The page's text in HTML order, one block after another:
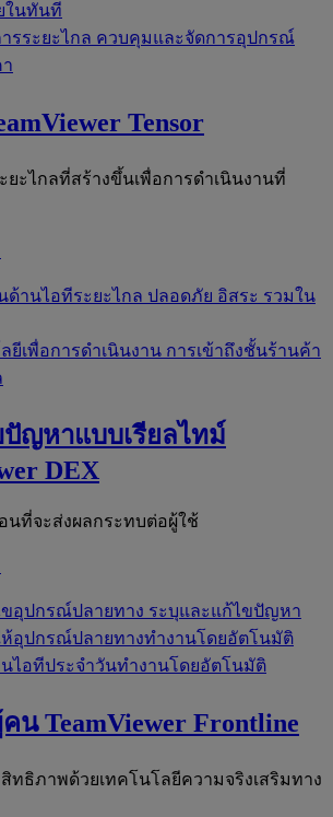
ในทันที
รระยะไกล ควบคุมและจัดการอุปกรณ์
Tensor
ยะไกลที่สร้างขึ้นเพื่อการดำเนินงานที่
ด้านไอทีระยะไกล ปลอดภัย อิสระ รวมใน
ยีเพื่อการดำเนินงาน การเข้าถึงชั้นร้านค้า
ญหาแบบเรียลไทม์
DEX
ที่จะส่งผลกระทบต่อผู้ใช้
ขอุปกรณ์ปลายทาง ระบุและแก้ไขปัญหา
ห้อุปกรณ์ปลายทางทำงานโดยอัตโนมัติ
ไอทีประจำวันทำงานโดยอัตโนมัติ
คน TeamViewer Frontline
ทธิภาพด้วยเทคโนโลยีความจริงเสริมทาง